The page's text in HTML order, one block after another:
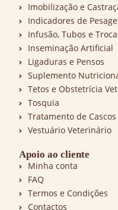
Imobilização e
Indicadores de
Infusão, Tubos e
Inseminação Artificial
Ligaduras e Pensos
Suplemento
Tetos e Obstetrícia
Tosquia
Tratamento de Cascos
Vestuário Veterinário
Apoio ao cliente
Minha conta
FAQ
Termos e Condições
Contactos